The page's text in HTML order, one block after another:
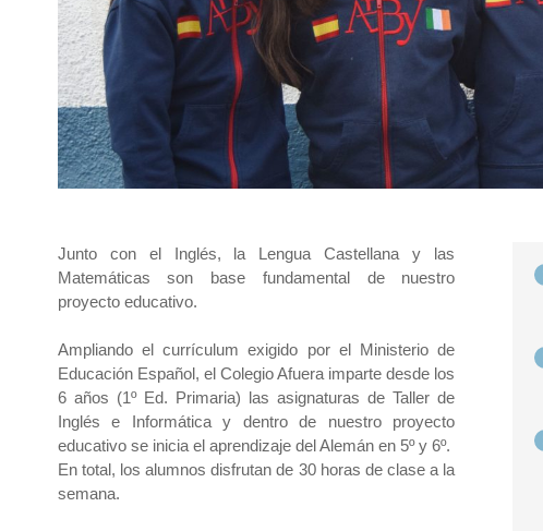
Junto con el Inglés, la Lengua Castellana y las
Matemáticas son base fundamental de nuestro
proyecto educativo.
Ampliando el currículum exigido por el Ministerio de
Educación Español, el Colegio Afuera imparte desde los
6 años (1º Ed. Primaria) las asignaturas de Taller de
Inglés e Informática y dentro de nuestro proyecto
educativo se inicia el aprendizaje del Alemán en 5º y 6º.
En total, los alumnos disfrutan de 30 horas de clase a la
semana.